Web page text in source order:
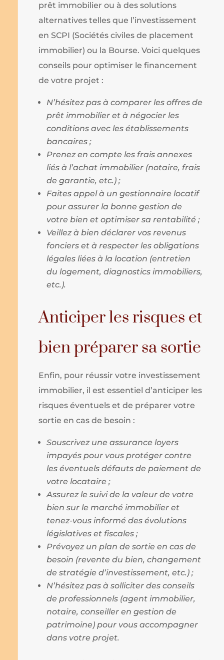
prêt immobilier ou à des solutions
alternatives telles que l’investissement
en SCPI (Sociétés civiles de placement
immobilier) ou la Bourse. Voici quelques
conseils pour optimiser le financement
de votre projet :
N’hésitez pas à comparer les offres de
prêt immobilier et à négocier les
conditions avec les établissements
bancaires ;
Prenez en compte les frais annexes
liés à l’achat immobilier (notaire, frais
de garantie, etc.) ;
Faites appel à un gestionnaire locatif
pour assurer la bonne gestion de
votre bien et optimiser sa rentabilité ;
Veillez à bien déclarer vos revenus
fonciers et à respecter les obligations
légales liées à la location (entretien
du logement, diagnostics immobiliers,
etc.).
Anticiper les risques et
bien préparer sa sortie
Enfin, pour réussir votre investissement
immobilier, il est essentiel d’anticiper les
risques éventuels et de préparer votre
sortie en cas de besoin :
Souscrivez une assurance loyers
impayés pour vous protéger contre
les éventuels défauts de paiement de
votre locataire ;
Assurez le suivi de la valeur de votre
bien sur le marché immobilier et
tenez-vous informé des évolutions
législatives et fiscales ;
Prévoyez un plan de sortie en cas de
besoin (revente du bien, changement
de stratégie d’investissement, etc.) ;
N’hésitez pas à solliciter des conseils
de professionnels (agent immobilier,
notaire, conseiller en gestion de
patrimoine) pour vous accompagner
dans votre projet.